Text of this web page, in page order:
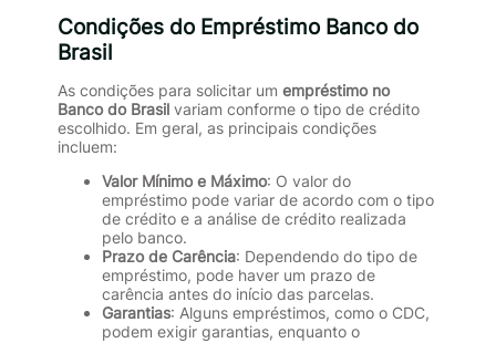
Condições do Empréstimo Banco do
Brasil
As condições para solicitar um empréstimo no
Banco do Brasil variam conforme o tipo de crédito
escolhido. Em geral, as principais condições
incluem:
Valor Mínimo e Máximo: O valor do
empréstimo pode variar de acordo com o tipo
de crédito e a análise de crédito realizada
pelo banco.
Prazo de Carência: Dependendo do tipo de
empréstimo, pode haver um prazo de
carência antes do início das parcelas.
Garantias: Alguns empréstimos, como o CDC,
podem exigir garantias, enquanto o